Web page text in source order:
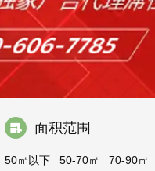
面积范围
50㎡以下 50-70㎡
70-90㎡